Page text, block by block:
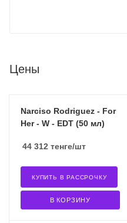
Цены
Narciso Rodriguez - For
Her - W - EDT (50 мл)
44 312 тенге/шт
В КОРЗИНУ
КУПИТЬ В РАССРОЧКУ